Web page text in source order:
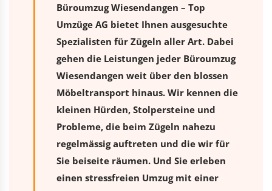
Büroumzug Wiesendangen – Top
Umzüge AG bietet Ihnen ausgesuchte
Spezialisten für Zügeln aller Art. Dabei
gehen die Leistungen jeder Büroumzug
Wiesendangen weit über den blossen
Möbeltransport hinaus. Wir kennen die
kleinen Hürden, Stolpersteine und
Probleme, die beim Zügeln nahezu
regelmässig auftreten und die wir für
Sie beiseite räumen. Und Sie erleben
einen stressfreien Umzugmit einer